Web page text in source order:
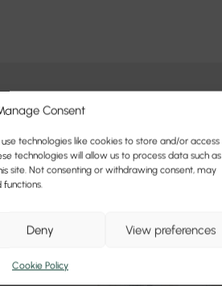
Consent
technologies like cookies to store and/or access
technologies will allow us to process data such as
site. Not consenting or withdrawing consent, may
Deny View preferences
Cookie Policy